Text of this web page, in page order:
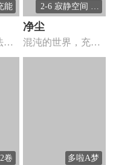
能
做
个
2-6 寂静空间 演
净尘
混沌的世界，充满
了潜行污秽和堕
卷 多啦A梦